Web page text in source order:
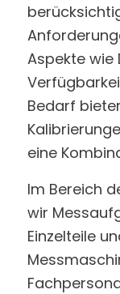
Aspekte wie
Bedarf
eine
Im Bereich
wir
Einzelteile